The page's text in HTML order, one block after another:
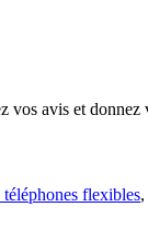
vos avis et donnez
téléphones flexibles